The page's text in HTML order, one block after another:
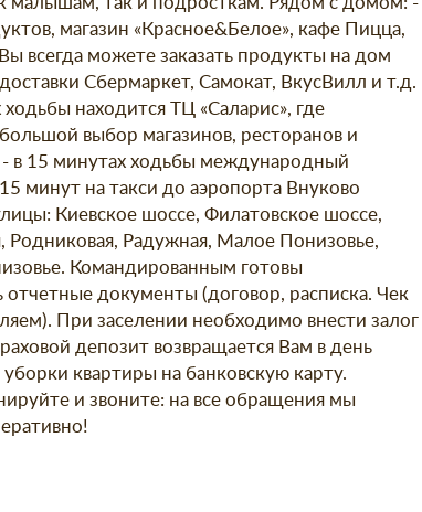
магазин «Красное&Белое», кафе Пицца,
всегда можете заказать продукты на дом
Сбермаркет, Самокат, ВкусВилл и т.д.
находится ТЦ «Саларис», где
выбор магазинов, ресторанов и
- в 15 минутах ходьбы международный
минут на такси до аэропорта Внуково
Киевское шоссе, Филатовское шоссе,
Родниковая, Радужная, Малое Понизовье,
Командированным готовы
отчетные документы (договор, расписка. Чек
При заселении необходимо внести залог
депозит возвращается Вам в день
квартиры на банковскую карту.
и звоните: на все обращения мы